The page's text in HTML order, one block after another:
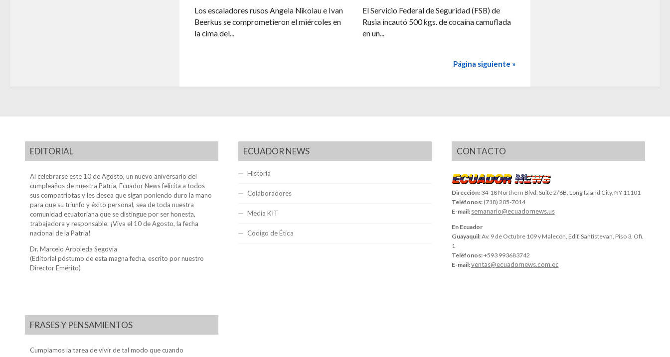
Los escaladores rusos Angela Nikolau e Ivan
Beerkus se comprometieron el miércoles en
la cima del...
El Servicio Federal de Seguridad (FSB) de
Rusia incautó 500 kgs. de cocaína camuflada
en un...
Página siguiente »
EDITORIAL
Al celebrarse este 10 de Agosto, un nuevo aniversario del
cumpleaños de nuestra Patria, Ecuador News felicita a todos
sus compatriotas y les desea que sigan poniendo duro la mano
para que su triunfo y éxito personal, sea de toda nuestra
comunidad ecuatoriana que se distingue por ser honesta,
trabajadora y responsable. ¡Viva el 10 de Agosto, la fecha
nacional de la Patria!
Dr. Marcelo Arboleda Segovia
(Editorial póstumo de esta magna fecha, escrito por nuestro
Director Emérito)
FRASES Y PENSAMIENTOS
Cumplamos la tarea de vivir de tal modo que cuando
ECUADOR NEWS
Historia
Colaboradores
Media KIT
Código de Ética
CONTACTO
Dirección: 34-18 Northern Blvd, Suite 2/6B, Long Island City, NY 11101
Teléfonos: (718) 205-7014
E-mail: semanario@ecuadornews.us
En Ecuador
Guayaquil:Av. 9 de Octubre 109 y Malecón, Edif. Santistevan, Piso 3, Ofi.
1
Teléfonos:+593 993683742
E-mail:ventas@ecuadornews.com.ec